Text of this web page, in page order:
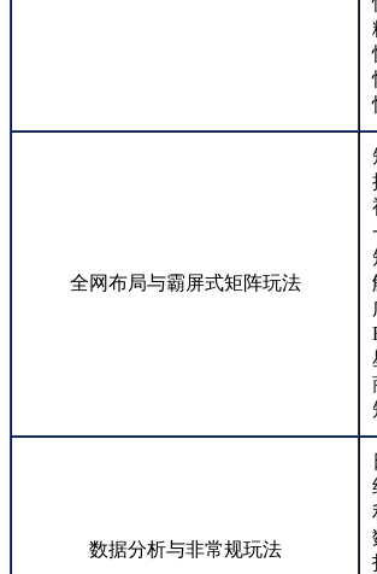
全网布局与霸屏式矩阵玩法
数据分析与非常规玩法